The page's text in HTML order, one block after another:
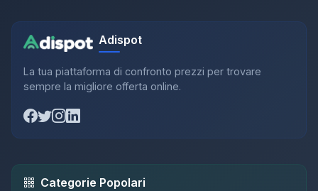
Adispot
La tua piattaforma di confronto prezzi per trovare
sempre la migliore offerta online.
Categorie Popolari